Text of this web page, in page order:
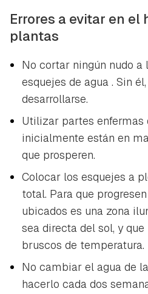
Errores a evitar en el
plantas
No cortar ningún nudo a
esquejes de agua . Sin
desarrollarse.
Utilizar partes enfermas
inicialmente están en
que prosperen.
Colocar los esquejes a
total. Para que
ubicados es una zona
sea directa del sol, y
bruscos de temperatura.
No cambiar el agua de
hacerlo cada dos